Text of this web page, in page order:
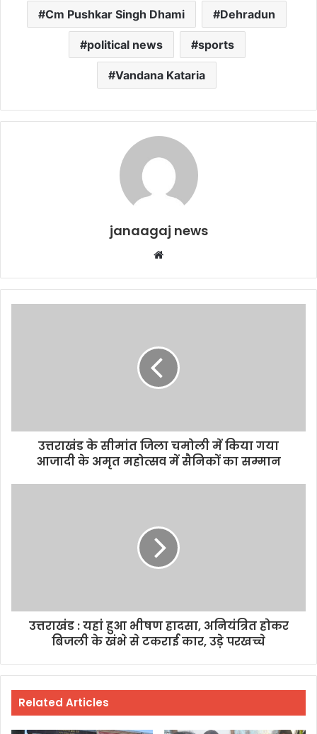
Cm Pushkar Singh Dhami Dehradun
political news sports
Vandana Kataria
janaagaj news
Website
उत्तराखंड के सीमांत जिला चमोली में किया गया
आजादी के अमृत महोत्सव में सैनिकों का सम्मान
उत्तराखंड : यहां हुआ भीषण हादसा, अनियंत्रित होकर
बिजली के खंभे से टकराई कार, उड़े परखच्चे
Related Articles